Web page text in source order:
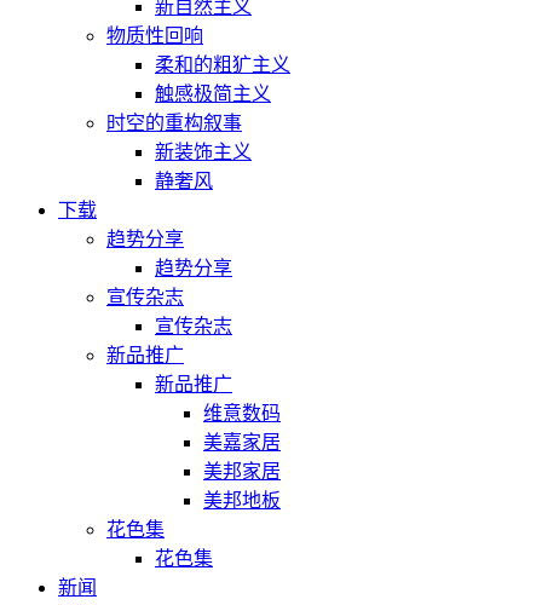
新自然主义
物质性回响
柔和的粗犷主义
触感极简主义
时空的重构叙事
新装饰主义
静奢风
下载
趋势分享
趋势分享
宣传杂志
宣传杂志
新品推广
新品推广
维意数码
美嘉家居
美邦家居
美邦地板
花色集
花色集
新闻